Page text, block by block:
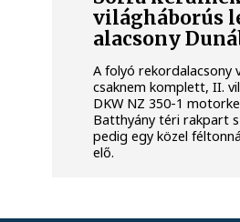
világháborús
alacsony
A folyó rekordalacsony
csaknem komplett, II.
DKW NZ 350-1
Batthyány téri rakpart
pedig egy közel
elő.